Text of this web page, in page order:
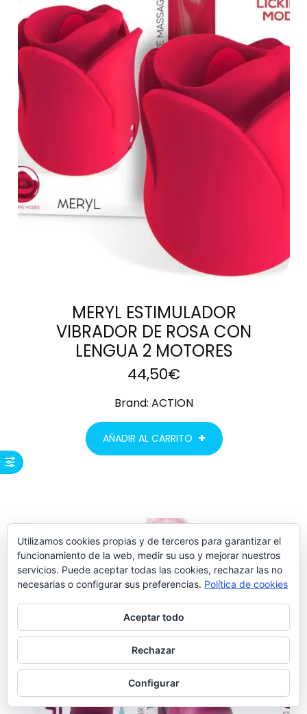
AÑADIR AL
CARRITO
MERYL ESTIMULADOR
VIBRADOR DE ROSA CON
LENGUA 2 MOTORES
44,50€
Brand: ACTION
AÑADIR AL CARRITO
AÑADIR AL
Utilizamos cookies propias y de terceros para garantizar el
funcionamiento de la web, medir su uso y mejorar nuestros
servicios. Puede aceptar todas las cookies, rechazar las no
necesarias o configurar sus preferencias. Política de cookies
Aceptar todo
Rechazar
Configurar